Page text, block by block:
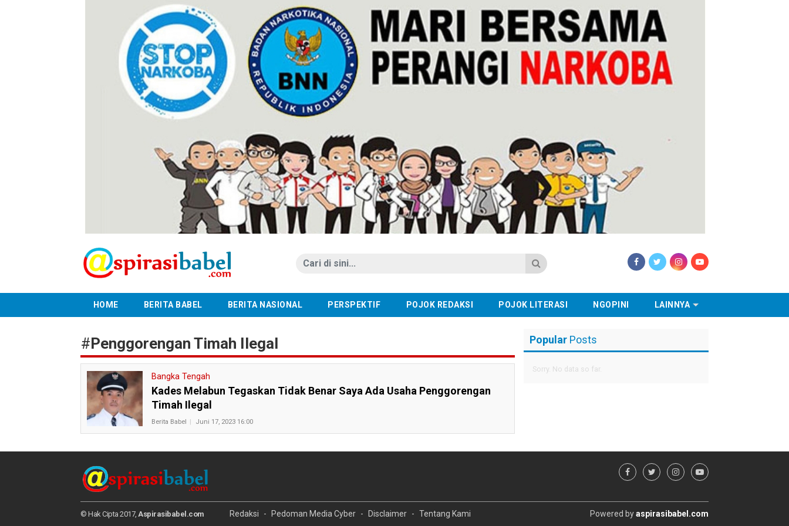
HOME BERITA BABEL BERITA NASIONAL PERSPEKTIF POJOK REDAKSI POJOK LITERASI NGOPINI LAINNYA
#Penggorengan Timah Ilegal
Bangka Tengah
Kades Melabun Tegaskan Tidak Benar Saya Ada Usaha Penggorengan
Timah Ilegal
Berita Babel Juni 17, 2023 16:00
Popular Posts
Sorry. No data so far.
© Hak Cipta 2017, Aspirasibabel.com Redaksi Pedoman Media Cyber Disclaimer Tentang Kami Powered byaspirasibabel.com